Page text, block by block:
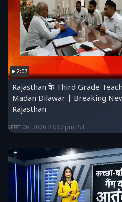
2:07
Rajasthan के Third Grade
Madan Dilawar | Breaking
Rajasthan
अगस्त 06, 2026 23:37 pm IST